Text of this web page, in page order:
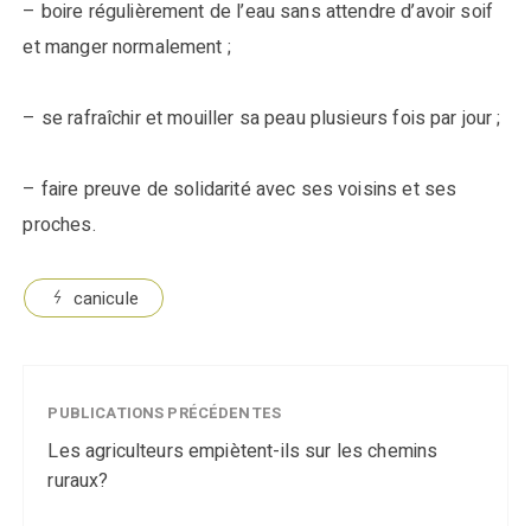
– boire régulièrement de l’eau sans attendre d’avoir soif
et manger normalement ;
– se rafraîchir et mouiller sa peau plusieurs fois par jour ;
– faire preuve de solidarité avec ses voisins et ses
proches.
canicule
PUBLICATIONS PRÉCÉDENTES
Les agriculteurs empiètent-ils sur les chemins
ruraux?